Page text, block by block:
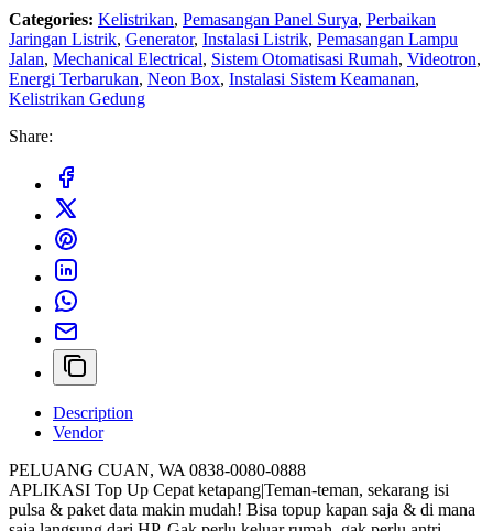
Categories: Kelistrikan, Pemasangan Panel Surya, Perbaikan
Jaringan Listrik, Generator, Instalasi Listrik, Pemasangan Lampu
Jalan, Mechanical Electrical, Sistem Otomatisasi Rumah, Videotron,
Energi Terbarukan, Neon Box, Instalasi Sistem Keamanan,
Kelistrikan Gedung
Share:
Description
Vendor
PELUANG CUAN, WA 0838-0080-0888
APLIKASI Top Up Cepat ketapang|Teman-teman, sekarang isi
pulsa & paket data makin mudah! Bisa topup kapan saja & di mana